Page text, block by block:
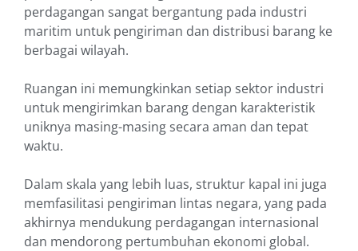
perdagangan sangat bergantung pada industri
maritim untuk pengiriman dan distribusi barang ke
berbagai wilayah.
Ruangan ini memungkinkan setiap sektor industri
untuk mengirimkan barang dengan karakteristik
uniknya masing-masing secara aman dan tepat
waktu.
Dalam skala yang lebih luas, struktur kapal ini juga
memfasilitasi pengiriman lintas negara, yang pada
akhirnya mendukung perdagangan internasional
dan mendorong pertumbuhan ekonomi global.